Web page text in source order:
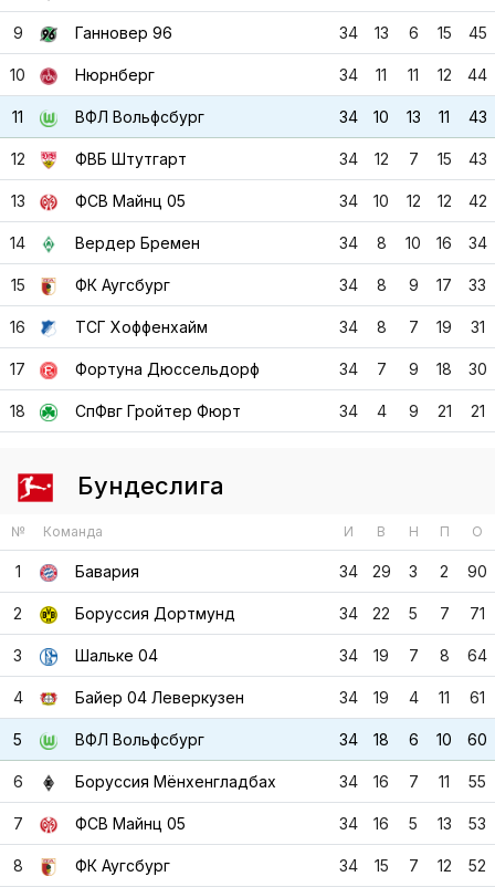
9 Ганновер 96 34 13 6 15 45
10 Нюрнберг 34 11 11 12 44
11 ВФЛ Вольфсбург 34 10 13 11 43
12 ФВБ Штутгарт 34 12 7 15 43
13 ФСВ Майнц 05 34 10 12 12 42
14 Вердер Бремен 34 8 10 16 34
15 ФК Аугсбург 34 8 9 17 33
16 ТСГ Хоффенхайм 34 8 7 19 31
17 Фортуна Дюссельдорф 34 7 9 18 30
18 СпФвг Гройтер Фюрт 34 4 9 21 21
Бундеслига
№ Команда И В Н П О
1 Бавария 34 29 3 2 90
2 Боруссия Дортмунд 34 22 5 7 71
3 Шальке 04 34 19 7 8 64
4 Байер 04 Леверкузен 34 19 4 11 61
5 ВФЛ Вольфсбург 34 18 6 10 60
6 Боруссия Мёнхенгладбах 34 16 7 11 55
7 ФСВ Майнц 05 34 16 5 13 53
8 ФК Аугсбург 34 15 7 12 52